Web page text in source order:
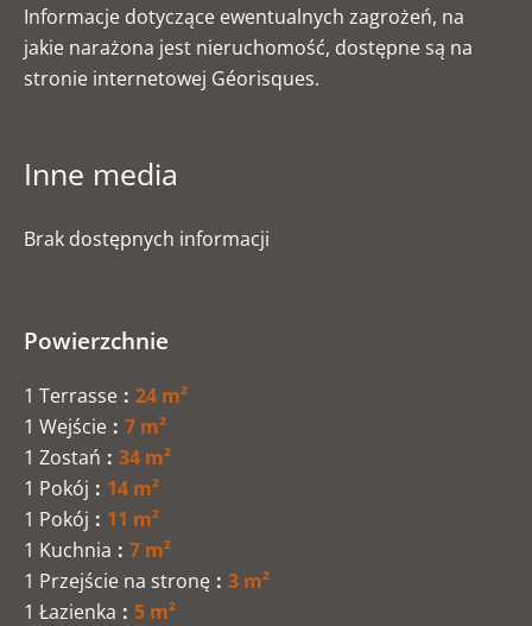
Informacje dotyczące ewentualnych zagrożeń, na
jakie narażona jest nieruchomość, dostępne są na
stronie internetowej Géorisques.
Inne media
Brak dostępnych informacji
Powierzchnie
1 Terrasse
24 m²
1 Wejście
7 m²
1 Zostań
34 m²
1 Pokój
14 m²
1 Pokój
11 m²
1 Kuchnia
7 m²
1 Przejście na stronę
3 m²
1 Łazienka
5 m²